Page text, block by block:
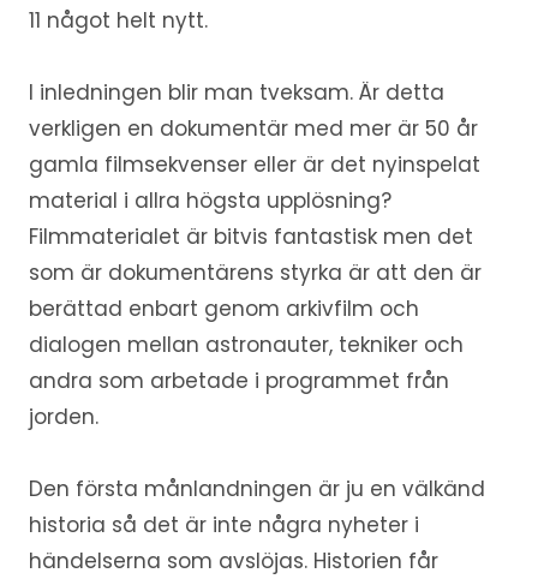
11 något helt nytt.
I inledningen blir man tveksam. Är detta
verkligen en dokumentär med mer är 50 år
gamla filmsekvenser eller är det nyinspelat
material i allra högsta upplösning?
Filmmaterialet är bitvis fantastisk men det
som är dokumentärens styrka är att den är
berättad enbart genom arkivfilm och
dialogen mellan astronauter, tekniker och
andra som arbetade i programmet från
jorden.
Den första månlandningen är ju en välkänd
historia så det är inte några nyheter i
händelserna som avslöjas. Historien får